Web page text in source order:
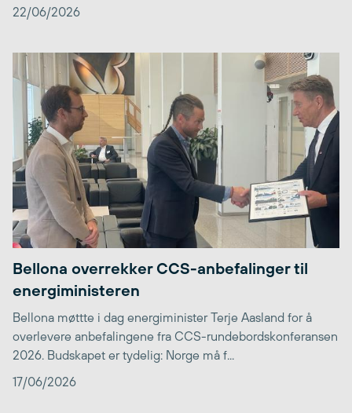
22/06/2026
Bellona overrekker CCS-anbefalinger til
energiministeren
Bellona møttte i dag energiminister Terje Aasland for å
overlevere anbefalingene fra CCS-rundebordskonferansen
2026. Budskapet er tydelig: Norge må f...
17/06/2026